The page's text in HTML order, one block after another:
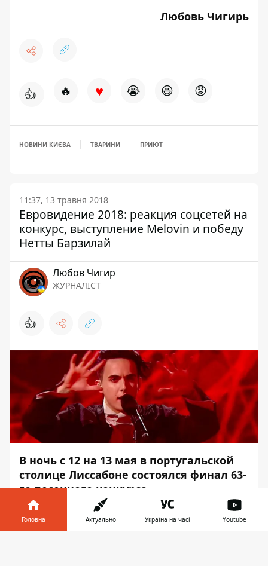
Любовь Чигирь
👍 🔥 ♥ 😭 😆 😡
НОВИНИ КИЄВА ТВАРИНИ ПРИЮТ
11:37, 13 травня 2018
Евровидение 2018: реакция соцсетей на
конкурс, выступление Melovin и победу
Нетты Барзилай
Любов Чигир
ЖУРНАЛІСТ
👍
В ночь с 12 на 13 мая в португальской
столице Лиссабоне состоялся финал 63-
го песенного конкурса
«Евровидение» . Melovin, который
представлял Украину с песней Under
the Ladder, занял 17 место. Победила
Головна Актуально Україна на часі Youtube